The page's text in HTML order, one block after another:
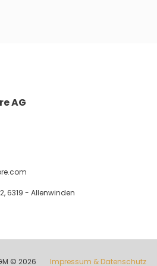
AG
, 6319 - Allenwinden
© 2026 Impressum & Datenschutz